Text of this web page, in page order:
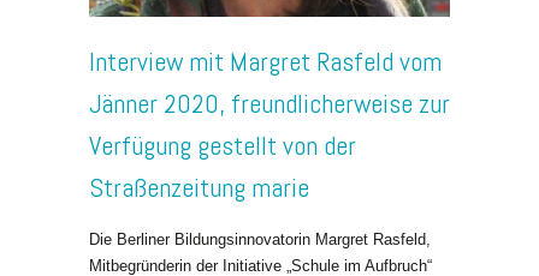
Interview mit Margret Rasfeld vom
Jänner 2020, freundlicherweise zur
Verfügung gestellt von der
Straßenzeitung marie
Die Berliner Bildungsinnovatorin Margret Rasfeld,
Mitbegründerin der Initiative „Schule im Aufbruch“